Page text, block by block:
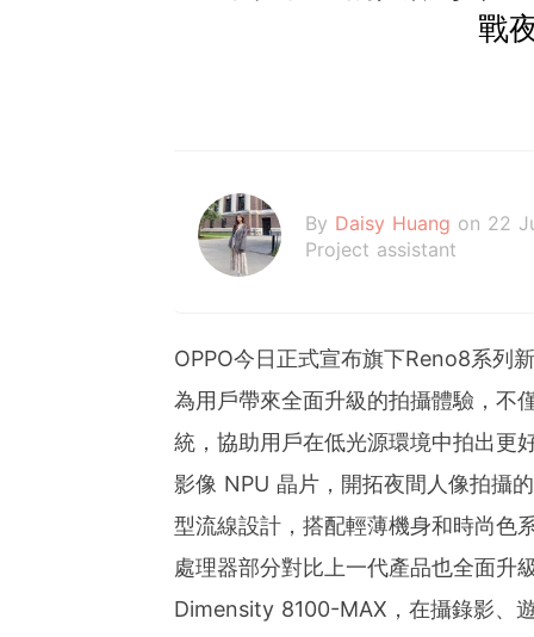
戰
By Daisy Huang on 22
Project assistant
OPPO今日正式宣布旗下Reno8系列
為用戶帶來全面升級的拍攝體驗，不
統，協助用戶在低光源環境中拍出
影像 NPU 晶片，開拓夜間人像拍攝
型流線設計，搭配輕薄機身和時尚色
處理器部分對比上一代產品也全面升
Dimensity 8100-MAX，在攝錄影、